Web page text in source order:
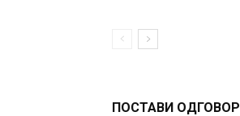
ПОСТАВИ ОДГОВОР